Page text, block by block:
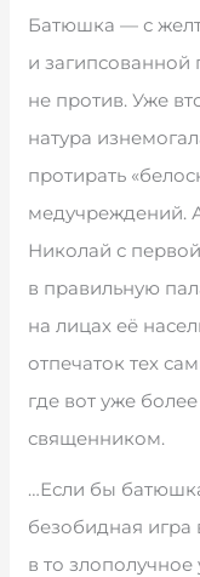
Батюшка — с
и
не против. Уже
натура
протирать
медучреждений.
Николай с
в правильную
на лицах её
отпечаток тех
где вот уже
священником.
…Если бы
безобидная игра
в то злополучное